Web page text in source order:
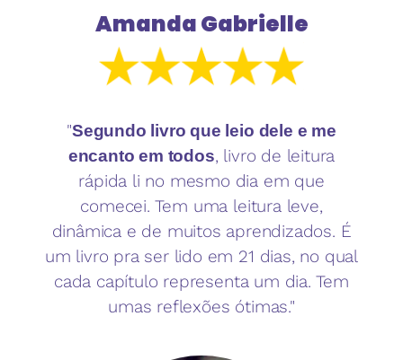
Amanda Gabrielle
"Segundo livro que leio dele e me
encanto em todos, livro de leitura
rápida li no mesmo dia em que
comecei. Tem uma leitura leve,
dinâmica e de muitos aprendizados. É
um livro pra ser lido em 21 dias, no qual
cada capítulo representa um dia. Tem
umas reflexões ótimas."